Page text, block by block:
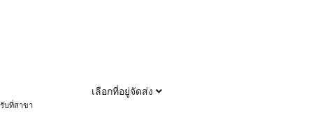
เลือกที่อยู่จัดส่ง
รับที่สาขา